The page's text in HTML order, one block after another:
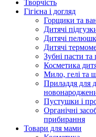
Творчість
Гігієна і догляд
Горщики та
Дитячі
Дитячі
Дитячі
Зубні пасти та
Косметика
Мило, гелі та
Приладдя для
Пустушки і
Органічні
прибирання
Товари для мами